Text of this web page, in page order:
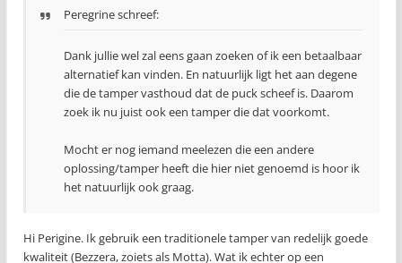
Peregrine schreef:
Dank jullie wel zal eens gaan zoeken of ik een betaalbaar
alternatief kan vinden. En natuurlijk ligt het aan degene
die de tamper vasthoud dat de puck scheef is. Daarom
zoek ik nu juist ook een tamper die dat voorkomt.
Mocht er nog iemand meelezen die een andere
oplossing/tamper heeft die hier niet genoemd is hoor ik
het natuurlijk ook graag.
Hi Perigine. Ik gebruik een traditionele tamper van redelijk goede
kwaliteit (Bezzera, zoiets als Motta). Wat ik echter op een